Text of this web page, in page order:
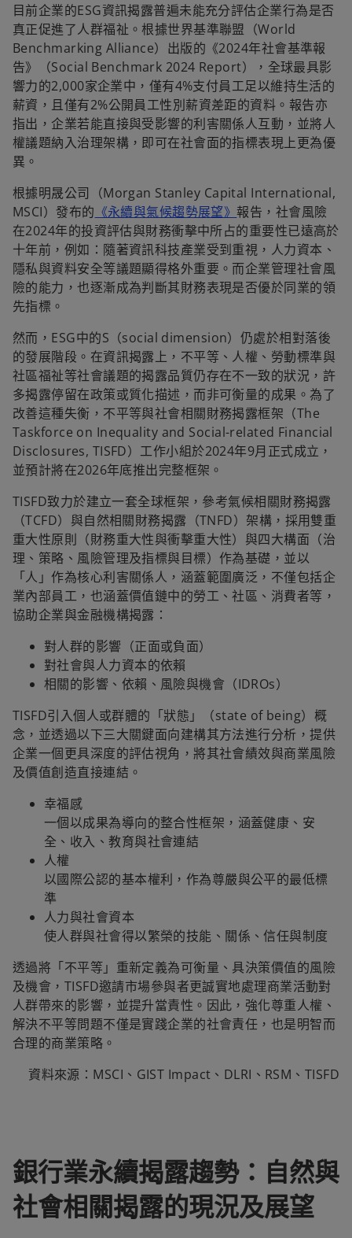
目前企業的ESG資訊揭露普遍未能充分評估企業行為是否
真正促進了人群福祉。根據世界基準聯盟（World
Benchmarking Alliance）出版的《2024年社會基準報
告》（Social Benchmark 2024 Report），全球最具影
響力的2,000家企業中，僅有4%支付員工足以維持生活的
薪資，且僅有2%公開員工性別薪資差距的資料。報告亦
指出，企業若能直接與受影響的利害關係人互動，並將人
權議題納入治理架構，即可在社會面的指標表現上更為優
異。
根據明晟公司（Morgan Stanley Capital International,
MSCI）發布的 《永續與氣候趨勢展望》報告，社會風險
在2024年的投資評估與財務衝擊中所占的重要性已遠高於
十年前，例如：隨著資訊科技產業受到重視，人力資本、
隱私與資料安全等議題顯得格外重要。而企業管理社會風
險的能力，也逐漸成為判斷其財務表現是否優於同業的領
先指標。
然而，ESG中的S（social dimension）仍處於相對落後
的發展階段。在資訊揭露上，不平等、人權、勞動標準與
社區福祉等社會議題的揭露品質仍存在不一致的狀況，許
多揭露停留在政策或質化描述，而非可衡量的成果。為了
改善這種失衡，不平等與社會相關財務揭露框架（The
Taskforce on Inequality and Social-related Financial
Disclosures, TISFD）工作小組於2024年9月正式成立，
並預計將在2026年底推出完整框架。
TISFD致力於建立一套全球框架，參考氣候相關財務揭露
（TCFD）與自然相關財務揭露（TNFD）架構，採用雙重
重大性原則（財務重大性與衝擊重大性）與四大構面（治
理、策略、風險管理及指標與目標）作為基礎，並以
「人」作為核心利害關係人，涵蓋範圍廣泛，不僅包括企
業內部員工，也涵蓋價值鏈中的勞工、社區、消費者等，
協助企業與金融機構揭露：
對人群的影響（正面或負面）
對社會與人力資本的依賴
相關的影響、依賴、風險與機會（IDROs）
TISFD引入個人或群體的「狀態」（state of being）概
念，並透過以下三大關鍵面向建構其方法進行分析，提供
企業一個更具深度的評估視角，將其社會績效與商業風險
及價值創造直接連結。
幸福感
一個以成果為導向的整合性框架，涵蓋健康、安
全、收入、教育與社會連結
人權
以國際公認的基本權利，作為尊嚴與公平的最低標
準
人力與社會資本
使人群與社會得以繁榮的技能、關係、信任與制度
透過將「不平等」重新定義為可衡量、具決策價值的風險
及機會，TISFD邀請市場參與者更誠實地處理商業活動對
人群帶來的影響，並提升當責性。因此，強化尊重人權、
解決不平等問題不僅是實踐企業的社會責任，也是明智而
合理的商業策略。
資料來源：MSCI、GIST Impact、DLRI、RSM、TISFD
銀行業永續揭露趨勢：自然與
社會相關揭露的現況及展望